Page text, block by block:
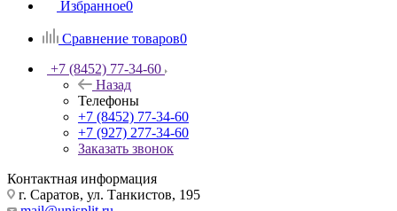
Избранное0
Сравнение товаров0
+7 (8452) 77-34-60
Назад
Телефоны
+7 (8452) 77-34-60
+7 (927) 277-34-60
Заказать звонок
Контактная информация
г. Саратов, ул. Танкистов, 195